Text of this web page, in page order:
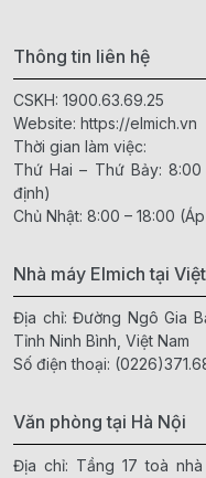
Thông tin liên hệ
CSKH: 1900.63.69.25
Website: https://elmich.vn
Thời gian làm việc:
Thứ Hai – Thứ Bảy:
định)
Chủ Nhật: 8:00 – 18:00
Nhà máy Elmich tại
Địa chỉ: Đường Ngô Gia
Tỉnh Ninh Bình, Việt Nam
Số điện thoại:
Văn phòng tại Hà Nội
Địa chỉ: Tầng 17 toà